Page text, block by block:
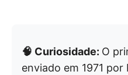
🧠 Curiosidade: O
enviado em 1971